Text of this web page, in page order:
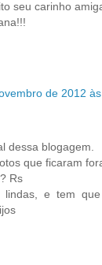
seu carinho
de 2012 às
dessa blogagem.
que ficaram
Rs
lindas, e tem